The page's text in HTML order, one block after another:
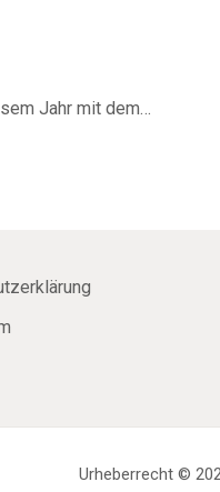
Jahr mit dem…
Urheberrecht ©